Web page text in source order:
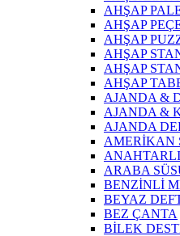
AHŞAP
AHŞAP
AHŞAP
AHŞAP
AHŞAP
AHŞAP
AJANDA &
AJANDA &
AJANDA
AMERİKAN
ARABA
BENZİNLİ
BEYAZ
BEZ ÇANTA
BİLEK